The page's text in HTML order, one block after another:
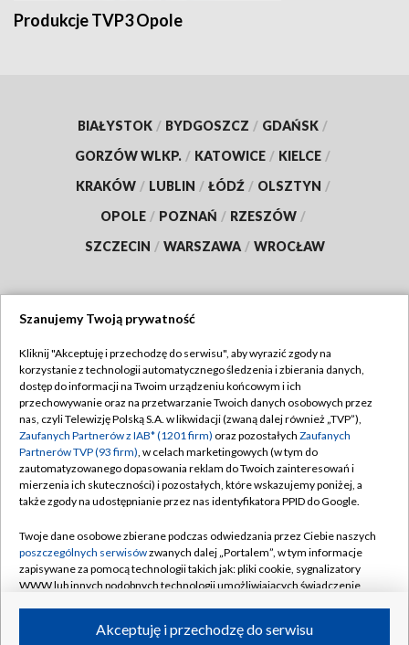
Produkcje TVP3 Opole
BIAŁYSTOK / BYDGOSZCZ / GDAŃSK /
GORZÓW WLKP. / KATOWICE / KIELCE /
KRAKÓW / LUBLIN / ŁÓDŹ / OLSZTYN /
OPOLE / POZNAŃ / RZESZÓW /
SZCZECIN / WARSZAWA / WROCŁAW
TVP
Abonament TVP
Emisja w TVP
Centrum informacji TVP
Naziemna Telewizja Cyfrowa
Rada Programowa
System NOS
Informacje o nadawcy
Program dla prasy
Regulamin TVP
Polityka prywatności
Moje zgody
Pomoc
Kontakt
Kanały
Szanujemy Twoją prywatność
Kliknij "Akceptuję i przechodzę do serwisu", aby wyrazić zgody na
korzystanie z technologii automatycznego śledzenia i zbierania danych,
dostęp do informacji na Twoim urządzeniu końcowym i ich
przechowywanie oraz na przetwarzanie Twoich danych osobowych przez
nas, czyli Telewizję Polską S.A. w likwidacji (zwaną dalej również „TVP”),
Zaufanych Partnerów z IAB* (1201 firm) oraz pozostałych Zaufanych
Partnerów TVP (93 firm), w celach marketingowych (w tym do
zautomatyzowanego dopasowania reklam do Twoich zainteresowań i
mierzenia ich skuteczności) i pozostałych, które wskazujemy poniżej, a
także zgody na udostępnianie przez nas identyfikatora PPID do Google.
Twoje dane osobowe zbierane podczas odwiedzania przez Ciebie naszych
poszczególnych serwisówzwanych dalej „Portalem”, w tym informacje
zapisywane za pomocą technologii takich jak: pliki cookie, sygnalizatory
WWW lub innych podobnych technologii umożliwiających świadczenie
ruchu w Internecie.Akceptuję i przechodzę do serwisu